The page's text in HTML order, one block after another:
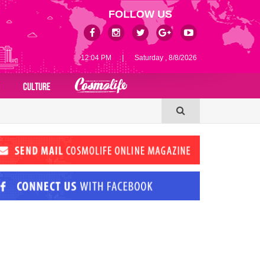
12:04 PM | Saturday , 8/8/2026
FOLLOW US
CULTURE